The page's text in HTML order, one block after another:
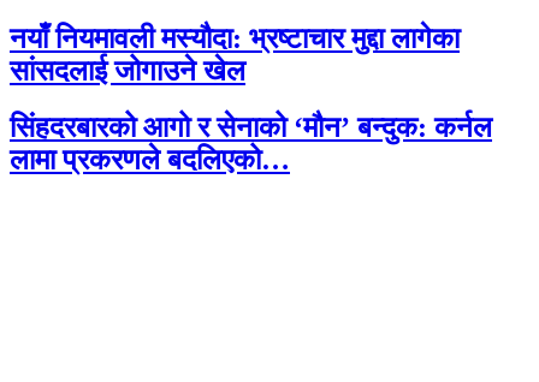
नयाँ नियमावली मस्यौदा: भ्रष्टाचार मुद्दा लागेका
सांसदलाई जोगाउने खेल
सिंहदरबारको आगो र सेनाको ‘मौन’ बन्दुक: कर्नल
लामा प्रकरणले बदलिएको…